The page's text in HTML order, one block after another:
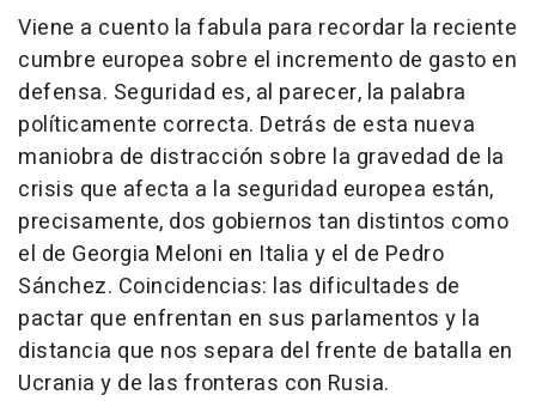
Viene a cuento la fabula para recordar la reciente
cumbre europea sobre el incremento de gasto en
defensa. Seguridad es, al parecer, la palabra
políticamente correcta. Detrás de esta nueva
maniobra de distracción sobre la gravedad de la
crisis que afecta a la seguridad europea están,
precisamente, dos gobiernos tan distintos como
el de Georgia Meloni en Italia y el de Pedro
Sánchez. Coincidencias: las dificultades de
pactar que enfrentan en sus parlamentos y la
distancia que nos separa del frente de batalla en
Ucrania y de las fronteras con Rusia.